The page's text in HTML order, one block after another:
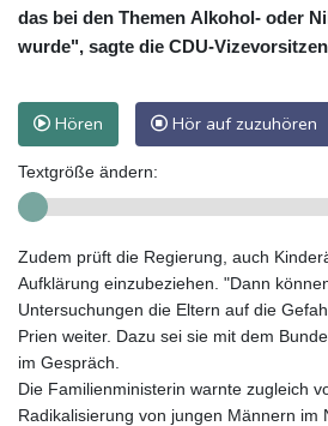
das bei den Themen Alkohol- oder
wurde", sagte die CDU-
Hören Hör auf zuzuhören
Textgröße ändern:
Zudem prüft die Regierung, auch
Aufklärung einzubeziehen. "Dann
Untersuchungen die Eltern auf die
Prien weiter. Dazu sei sie mit dem
im Gespräch.
Die Familienministerin warnte zugleich
Radikalisierung von jungen Männern im